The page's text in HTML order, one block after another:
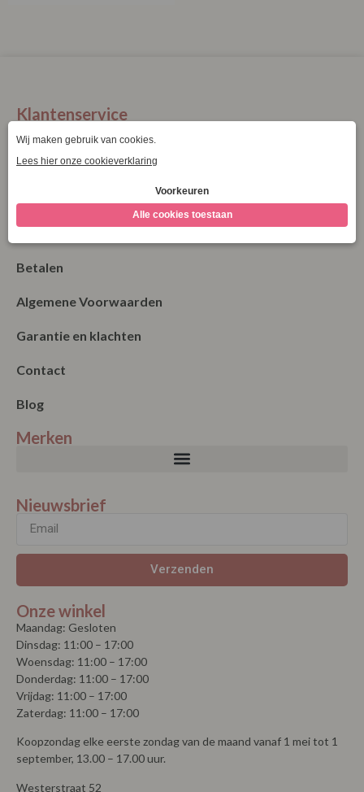
Klantenservice
Verzending & Levering
Betalen
Algemene Voorwaarden
Garantie en klachten
Contact
Blog
Merken
Nieuwsbrief
Verzenden
Onze winkel
Maandag: Gesloten
Dinsdag: 11:00 – 17:00
Woensdag: 11:00 – 17:00
Donderdag: 11:00 – 17:00
Vrijdag: 11:00 – 17:00
Zaterdag: 11:00 – 17:00
Koopzondag elke eerste zondag van de maand vanaf 1 mei tot 1
september, 13.00 – 17.00 uur.
Westerstraat 52